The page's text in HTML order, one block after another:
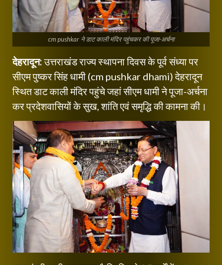
cm pushkar ने डाट काली मंदिर पहुंचकर की पूजा-अर्चना
देहरादून:उत्तराखंड राज्य स्थापना दिवस के पूर्व संध्या पर
सीएम पुष्कर सिंह धामी (cm pushkar dhami) देहरादून
स्थित डाट काली मंदिर पहुंचे जहां सीएम धामी ने पूजा-अर्चना
कर प्रदेशवासियों के सुख, शांति एवं समृद्धि की कामना की।